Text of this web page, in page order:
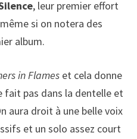
, leur premier effort
si on notera des
album.
in Flameset cela donne
fait pas dans la dentelle et
aura droit à une belle voix
et un solo assez court